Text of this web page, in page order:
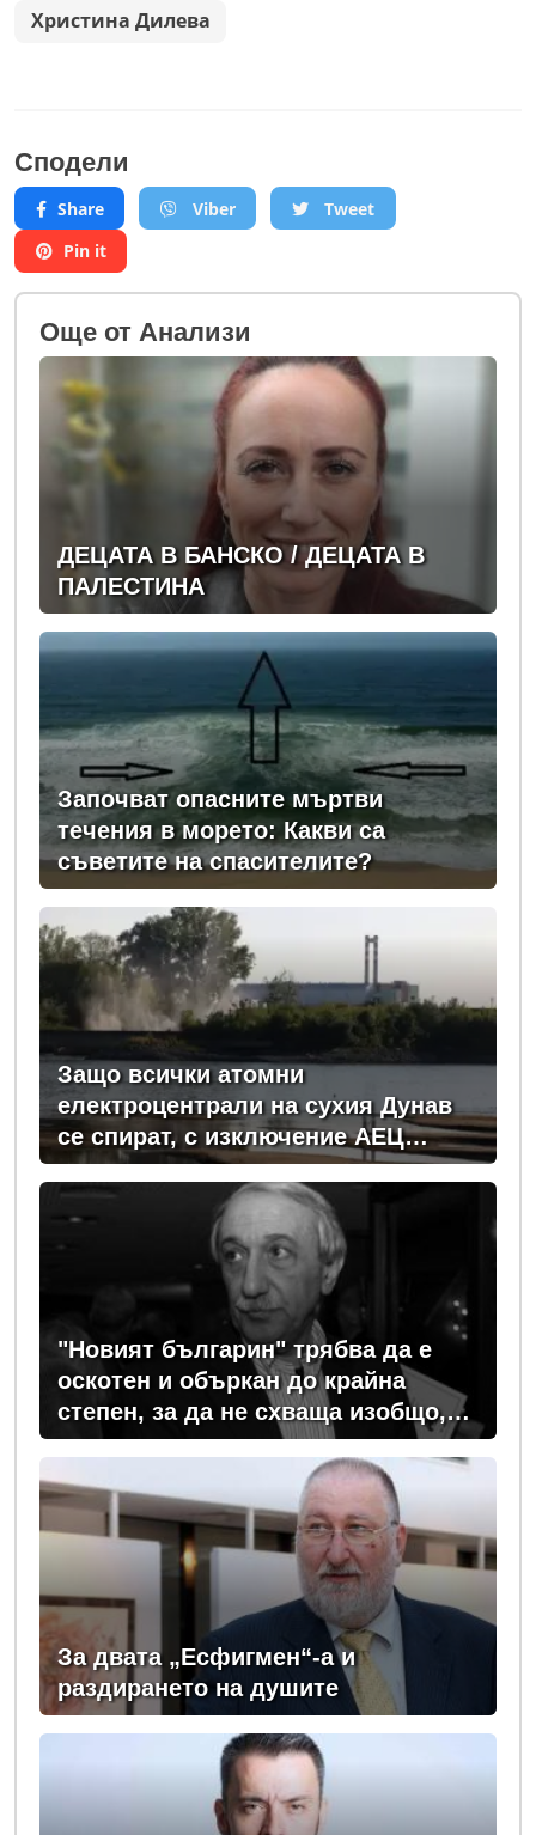
Христина Дилева
Сподели
Share Viber
Tweet
Pin it
Oще от Анализи
ДЕЦАТА В БАНСКО / ДЕЦАТА В
ПАЛЕСТИНА
Започват опасните мъртви
течения в морето: Какви са
съветите на спасителите?
Защо всички атомни
електроцентрали на сухия Дунав
се спират, с изключение АЕЦ
"Козлодуй"?
"Новият българин" трябва да е
оскотен и объркан до крайна
степен, за да не схваща изобщо,
какви хора се упражняват с него
За двата „Есфигмен“-а и
раздирането на душите